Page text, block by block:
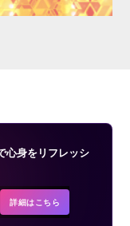
心身をリフレッシ
詳細はこちら